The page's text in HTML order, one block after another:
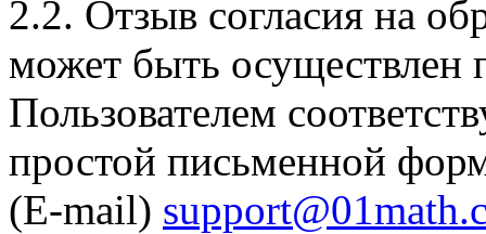
2.2. Отзыв согласия на
может быть осуществлен
Пользователем
простой письменной
(E-mail)